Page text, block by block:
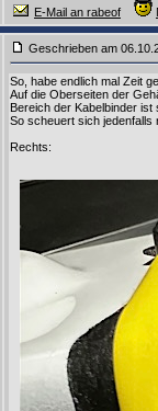
E-Mail an rabeof
Geschrieben am
So, habe endlich mal Zeit
Auf die Oberseiten der
Bereich der Kabelbinder
So scheuert sich jedenfalls
Rechts: